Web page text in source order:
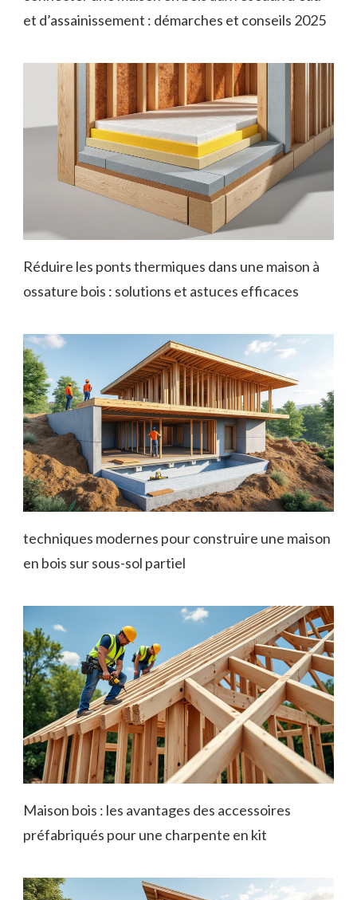
et d’assainissement : démarches et conseils 2025
Réduire les ponts thermiques dans une maison à
ossature bois : solutions et astuces efficaces
techniques modernes pour construire une maison
en bois sur sous-sol partiel
Maison bois : les avantages des accessoires
préfabriqués pour une charpente en kit